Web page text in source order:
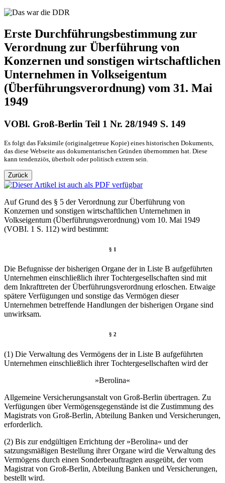
Erste Durchführungsbestimmung zur
Verordnung zur Überführung von
Konzernen und sonstigen wirtschaftlichen
Unternehmen in Volkseigentum
(Überführungsverordnung) vom 31. Mai
1949
VOBl. Groß-Berlin Teil 1 Nr. 28/1949 S. 149
Es folgt das Faksimile (originalgetreue Kopie) eines historischen Dokuments,
das diese Webseite aus dokumentarischen Gründen übernommen hat. Diese
kann tendenziös, überholt oder politisch extrem sein.
Zurück
Auf Grund des § 5 der Verordnung zur Überführung von
Konzernen und sonstigen wirtschaftlichen Unternehmen in
Volkseigentum (Überführungsverordnung) vom 10. Mai 1949
(VOBI. 1 S. 112) wird bestimmt:
§ 1
Die Befugnisse der bisherigen Organe der in Liste B aufgeführten
Unternehmen einschließlich ihrer Tochtergesellschaften sind mit
dem Inkrafttreten der Überführungsverordnung erloschen. Etwaige
spätere Verfügungen und sonstige das Vermögen dieser
Unternehmen betreffende Handlungen der bisherigen Organe sind
unwirksam.
§ 2
(1) Die Verwaltung des Vermögens der in Liste B aufgeführten
Unternehmen einschließlich ihrer Tochtergesellschaften wird der
»Berolina«
Allgemeine Versicherungsanstalt von Groß-Berlin übertragen. Zu
Verfügungen über Vermögensgegenstände ist die Zustimmung des
Magistrats von Groß-Berlin, Abteilung Banken und Versicherungen,
erforderlich.
(2) Bis zur endgültigen Errichtung der »Berolina« und der
satzungsmäßigen Bestellung ihrer Organe wird die Verwaltung des
Vermögens durch einen Sonderbeauftragten ausgeübt, der vom
Magistrat von Groß-Berlin, Abteilung Banken und Versicherungen,
bestellt wird.